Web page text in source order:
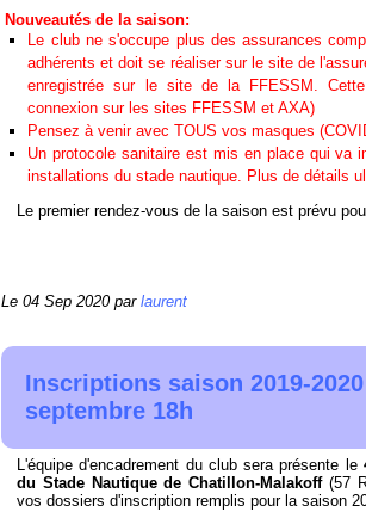
Nouveautés de la saison:
Le club ne s'occupe plus des assurances
adhérents et doit se réaliser sur le site de
enregistrée sur le site de la FFESSM.
connexion sur les sites FFESSM et AXA)
Pensez à venir avec TOUS vos masques
Un protocole sanitaire est mis en place qui va
installations du stade nautique. Plus de détails
Le premier rendez-vous de la saison est prévu
Le 04 Sep 2020 par laurent
Inscriptions saison 2019-
septembre 18h
L'équipe d'encadrement du club sera présente le
du Stade Nautique de Chatillon-Malakoff(57
vos dossiers d'inscription remplis pour la saison